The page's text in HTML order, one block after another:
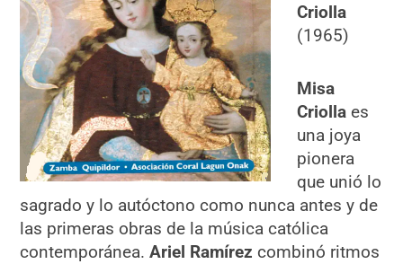
Criolla
(1965)
Misa
Criollaes
una joya
pionera
que unió lo
sagrado y lo autóctono como nunca antes y de
las primeras obras de la música católica
contemporánea.Ariel Ramírez combinó ritmos